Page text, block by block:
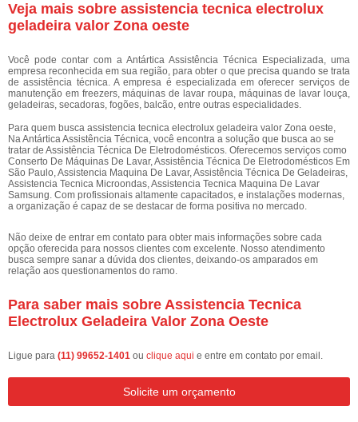
Veja mais sobre assistencia tecnica electrolux
geladeira valor Zona oeste
Você pode contar com a Antártica Assistência Técnica Especializada, uma
empresa reconhecida em sua região, para obter o que precisa quando se trata
de assistência técnica. A empresa é especializada em oferecer serviços de
manutenção em freezers, máquinas de lavar roupa, máquinas de lavar louça,
geladeiras, secadoras, fogões, balcão, entre outras especialidades.
Para quem busca assistencia tecnica electrolux geladeira valor Zona oeste,
Na Antártica Assistência Técnica, você encontra a solução que busca ao se
tratar de Assistência Técnica De Eletrodomésticos. Oferecemos serviços como
Conserto De Máquinas De Lavar, Assistência Técnica De Eletrodomésticos Em
São Paulo, Assistencia Maquina De Lavar, Assistência Técnica De Geladeiras,
Assistencia Tecnica Microondas, Assistencia Tecnica Maquina De Lavar
Samsung. Com profissionais altamente capacitados, e instalações modernas,
a organização é capaz de se destacar de forma positiva no mercado.
Não deixe de entrar em contato para obter mais informações sobre cada
opção oferecida para nossos clientes com excelente. Nosso atendimento
busca sempre sanar a dúvida dos clientes, deixando-os amparados em
relação aos questionamentos do ramo.
Para saber mais sobre Assistencia Tecnica
Electrolux Geladeira Valor Zona Oeste
Ligue para (11) 99652-1401 ou clique aqui e entre em contato por email.
Solicite um orçamento